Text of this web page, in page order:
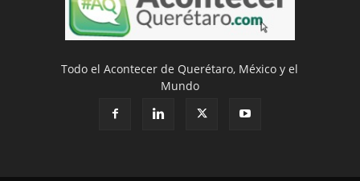
Todo el Acontecer de Querétaro, México y el
Mundo